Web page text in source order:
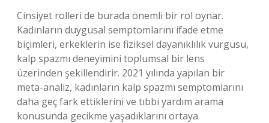
Cinsiyet rolleri de burada önemli bir rol oynar.
Kadınların duygusal semptomlarını ifade etme
biçimleri, erkeklerin ise fiziksel dayanıklılık vurgusu,
kalp spazmı deneyimini toplumsal bir lens
üzerinden şekillendirir. 2021 yılında yapılan bir
meta-analiz, kadınların kalp spazmı semptomlarını
daha geç fark ettiklerini ve tıbbi yardım arama
konusunda gecikme yaşadıklarını ortaya